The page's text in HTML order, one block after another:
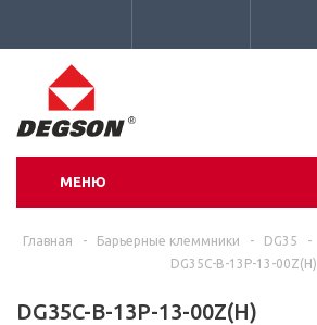
МЕНЮ
Главная - Барьерные клеммники - DG35 -
DG35C-B-13P-13-00Z(H)
DG35C-B-13P-13-00Z(H)